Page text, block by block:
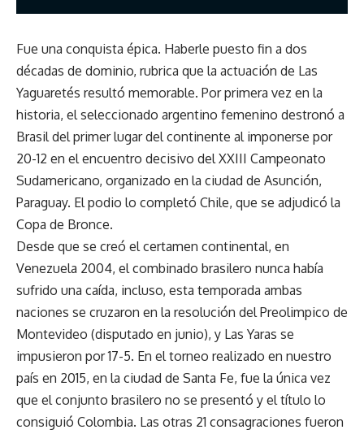
Fue una conquista épica. Haberle puesto fin a dos
décadas de dominio, rubrica que la actuación de Las
Yaguaretés resultó memorable. Por primera vez en la
historia, el seleccionado argentino femenino destronó a
Brasil del primer lugar del continente al imponerse por
20-12 en el encuentro decisivo del XXIII Campeonato
Sudamericano, organizado en la ciudad de Asunción,
Paraguay. El podio lo completó Chile, que se adjudicó la
Copa de Bronce.
Desde que se creó el certamen continental, en
Venezuela 2004, el combinado brasilero nunca había
sufrido una caída, incluso, esta temporada ambas
naciones se cruzaron en la resolución del Preolimpico de
Montevideo (disputado en junio), y Las Yaras se
impusieron por 17-5. En el torneo realizado en nuestro
país en 2015, en la ciudad de Santa Fe, fue la única vez
que el conjunto brasilero no se presentó y el título lo
consiguió Colombia. Las otras 21 consagraciones fueron